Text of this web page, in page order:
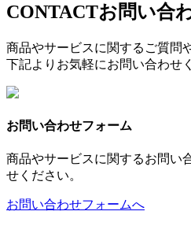
CONTACTお問い合
商品やサービスに関するご質問
下記よりお気軽にお問い合わせ
お問い合わせフォーム
商品やサービスに関するお問い
せください。
お問い合わせフォームへ